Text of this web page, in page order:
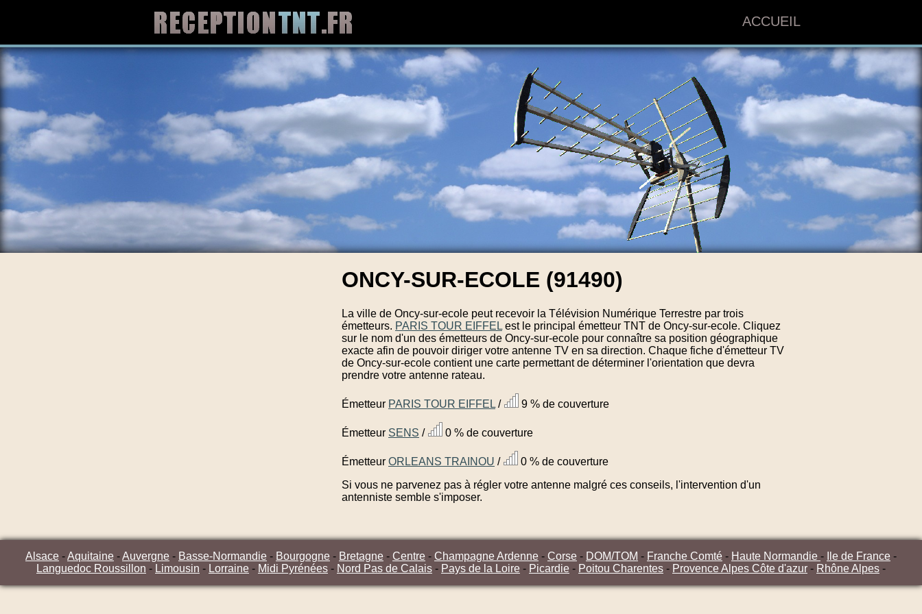
ACCUEIL
ONCY-SUR-ECOLE (91490)
La ville de Oncy-sur-ecole peut recevoir la Télévision Numérique Terrestre par trois
émetteurs. PARIS TOUR EIFFEL est le principal émetteur TNT de Oncy-sur-ecole. Cliquez
sur le nom d'un des émetteurs de Oncy-sur-ecole pour connaître sa position géographique
exacte afin de pouvoir diriger votre antenne TV en sa direction. Chaque fiche d'émetteur TV
de Oncy-sur-ecole contient une carte permettant de déterminer l'orientation que devra
prendre votre antenne rateau.
Émetteur PARIS TOUR EIFFEL / 9 % de couverture
Émetteur SENS / 0 % de couverture
Émetteur ORLEANS TRAINOU /
0 % de couverture
Si vous ne parvenez pas à régler votre antenne malgré ces conseils, l'intervention d'un
antenniste semble s'imposer.
Alsace -Aquitaine -Auvergne - Basse-Normandie - Bourgogne - Bretagne - Centre - Champagne Ardenne - Corse - DOM/TOM - Franche Comté - Haute Normandie - Ile de France -
Languedoc Roussillon - Limousin - Lorraine - Midi Pyrénées - Nord Pas de Calais - Pays de la Loire - Picardie - Poitou Charentes - Provence Alpes Côte d'azur - Rhône Alpes -